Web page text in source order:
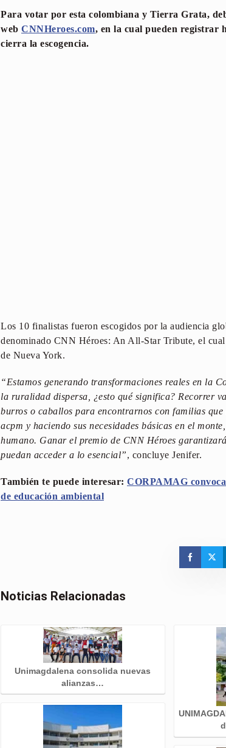
Para votar por esta colombiana y Tierra Grata,
web CNNHeroes.com, en la cual pueden registrar
cierra la escogencia.
Los 10 finalistas fueron escogidos por la audiencia
denominado CNN Héroes: An All-Star Tribute, el
de Nueva York.
“Estamos generando transformaciones reales en la
la ruralidad dispersa, ¿esto qué significa? Recorrer
burros o caballos para encontrarnos con familias
acpm y haciendo sus necesidades básicas en el
humano. Ganar el premio de CNN Héroes
puedan acceder a lo esencial”, concluye Jenifer.
También te puede interesar: CORPAMAG
de educación ambiental
Noticias Relacionadas
Unimagdalena consolida nuevas
alianzas…